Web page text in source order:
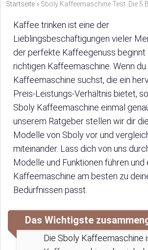
Startseite » Sboly Kaffeemaschine Test: Die 5
Kaffee trinken ist eine der
Lieblingsbeschäftigungen vieler
der perfekte Kaffeegenuss beginnt
richtigen Kaffeemaschine. Wenn du
Kaffeemaschine suchst, die ein
Preis-Leistungs-Verhältnis bietet,
Sboly Kaffeemaschine einmal
unserem Ratgeber stellen wir dir
Modelle von Sboly vor und
miteinander. Lass dich von uns
Modelle und Funktionen führen
Kaffeemaschine am besten zu
Bedürfnissen passt.
Das Wichtigste
Die Sboly Kaffeemaschine